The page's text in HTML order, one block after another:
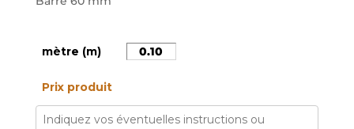
mètre (m)
Prix produit